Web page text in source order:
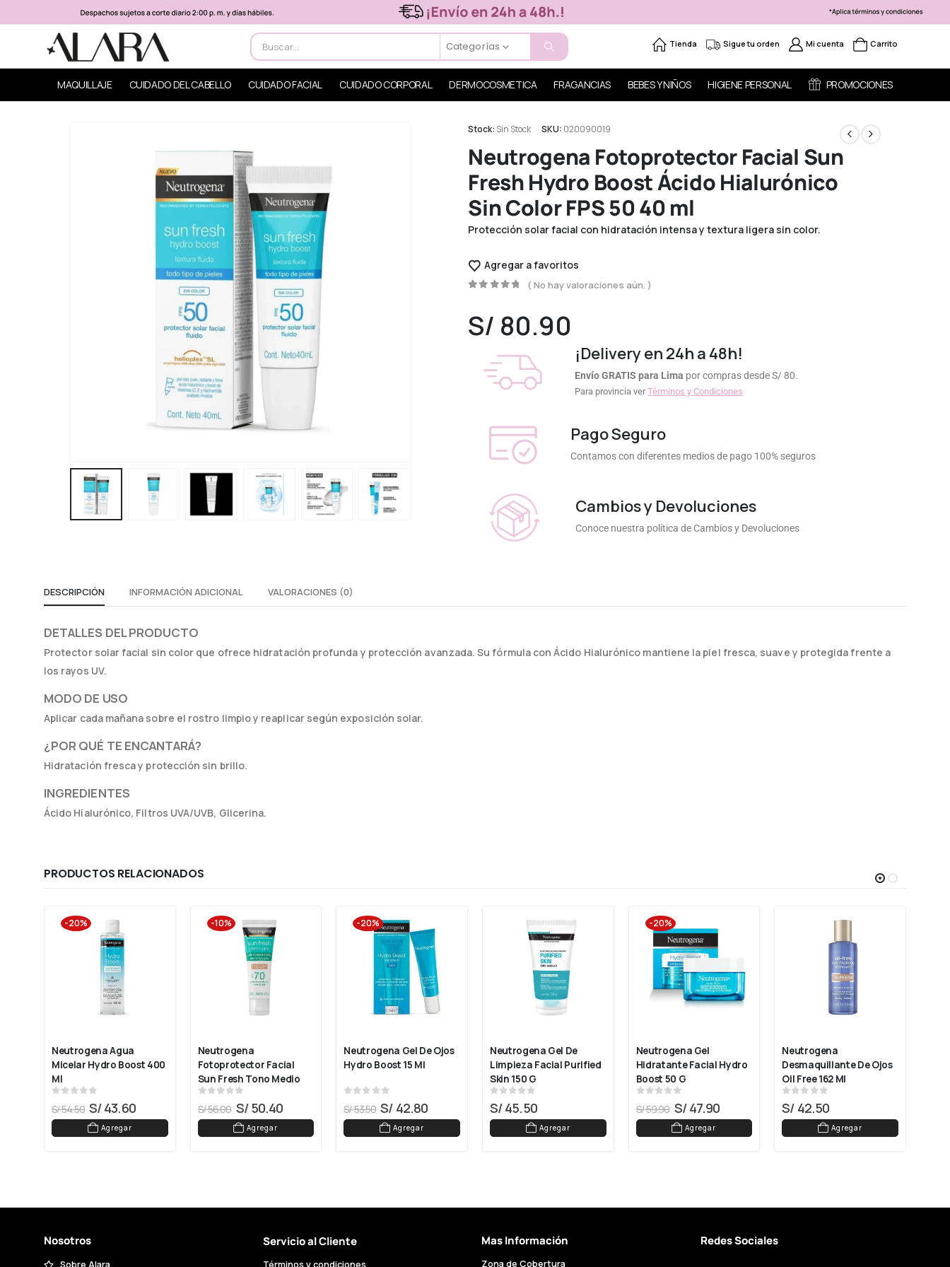
Categorías Tienda Sigue tu orden Mi cuenta Carrito
MAQUILLAJE CUIDADO DEL CABELLO CUIDADO FACIAL CUIDADO CORPORAL DERMOCOSMETICA FRAGANCIAS BEBES Y NIÑOS HIGIENE PERSONAL PROMOCIONES
Stock: Sin Stock SKU: 020090019
Neutrogena Fotoprotector Facial Sun
Fresh Hydro Boost Ácido Hialurónico
Sin Color FPS 50 40 ml
Protección solar facial con hidratación intensa y textura ligera sin color.
Agregar a favoritos
( No hay valoraciones aún. )
S/ 80.90
¡Delivery en 24h a 48h!
Envío GRATIS para Lima por compras desde S/ 80.
Para provincia verTérminos y Condiciones
Pago Seguro
Contamos con diferentes medios de pago 100% seguros
Cambios y Devoluciones
Conoce nuestra política de Cambios y Devoluciones
DESCRIPCIÓN INFORMACIÓN ADICIONAL VALORACIONES (0)
DETALLES DEL PRODUCTO
Protector solar facial sin color que ofrece hidratación profunda y protección avanzada. Su fórmula con Ácido Hialurónico mantiene la piel fresca, suave y protegida frente a
los rayos UV.
MODO DE USO
Aplicar cada mañana sobre el rostro limpio y reaplicar según exposición solar.
¿POR QUÉ TE ENCANTARÁ?
Hidratación fresca y protección sin brillo.
INGREDIENTES
Ácido Hialurónico, Filtros UVA/UVB, Glicerina.
PRODUCTOS RELACIONADOS
-20%
Neutrogena Agua
Micelar Hydro Boost 400
Ml
S/54.50 S/43.60
Agregar
-10%
Neutrogena
Fotoprotector Facial
Sun Fresh Tono Medio
FPS70+ 40 G
S/56.00 S/50.40
Agregar
-20%
Neutrogena Gel De Ojos
Hydro Boost 15 Ml
S/53.50 S/ 42.80
Agregar
Neutrogena Gel De
Limpieza Facial Purified
Skin 150 G
S/45.50
Agregar
-20%
Neutrogena Gel
Hidratante Facial Hydro
Boost 50 G
S/59.90 S/47.90
Agregar
Neutrogena
Desmaquillante De Ojos
Oil Free 162 Ml
S/ 42.50
Agregar
Nosotros
Sobre Alara
Servicio al Cliente
Términos y condiciones
Mas Información
Zona de Cobertura
Redes Sociales